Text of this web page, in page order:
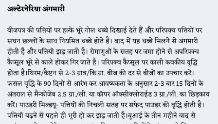
अल्टेरनेरिया अंगमारी
बीजपत्र की पत्तियों पर हल्के भूरे गोल धब्बे दिखाई देते हैं और परिपक्व पत्तियों पर
सघन छल्लों के साथ नियमित धब्बे होते है। बाद में यह धब्बे मिलने से अंगमारी
होती है और पत्तियाँ झड़ जाती है। रोगाणुओं के सतह पर जमा होने से अपरिपक्व
कैप्सूल भूरे से काले होकर गिर जाते है। परिपक्व कैप्सूल पर काली कवकीय वृद्धि
होता है।थिरम/कैप्टन से 2-3 ग्रात्र/कि.ग्रा. बीज की दर से बीजों का उपचार करें।
फसल वृद्धि के 90 दिनों से आरंभ कर आवष्यकता के अनुसार 2-3 बार 15 दिनों के
अंतराल से मैन्कोजेब 2.5 ग्रा./ली. या कॉपर ऑक्सीक्लोराईड 3 ग्रा./ली. का छिड़काव
करें। पाउडरी मिल्डयू- पत्तियों की निचली सतह पर सफेद पाउडर की वृद्धि होती है।
पत्तियाँ बढ़नें से पहले ही भूरी हो कर झड़ जाती है।बुआई के तीन महीने बाद से